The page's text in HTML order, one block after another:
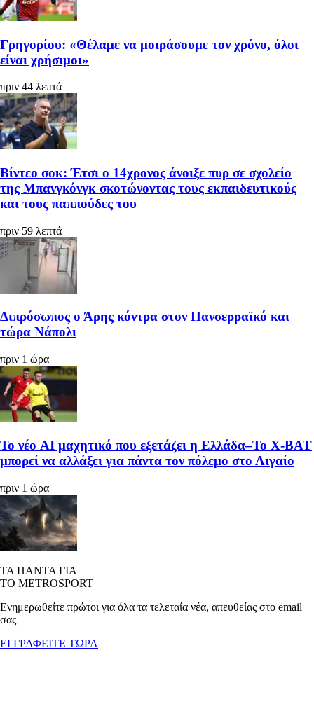
Γρηγορίου: «Θέλαμε να μοιράσουμε τον χρόνο, όλοι
είναι χρήσιμοι»
πριν 44 λεπτά
Βίντεο σοκ: Έτσι ο 14χρονος άνοιξε πυρ σε σχολείο
της Μπανγκόνγκ σκοτώνοντας τους εκπαιδευτικούς
και τους παππούδες του
πριν 59 λεπτά
Διπρόσωπος ο Άρης κόντρα στον Πανσερραϊκό και
τώρα Νάπολι
πριν 1 ώρα
Το νέο AI μαχητικό που εξετάζει η Ελλάδα–Το X-BAT
μπορεί να αλλάξει για πάντα τον πόλεμο στο Αιγαίο
πριν 1 ώρα
ΤΑ ΠΑΝΤΑ ΓΙΑ
ΤΟ METROSPORT
Ενημερωθείτε πρώτοι για όλα τα τελεταία νέα, απευθείας στο email
σας
ΕΓΓΡΑΦΕΙΤΕ ΤΩΡΑ